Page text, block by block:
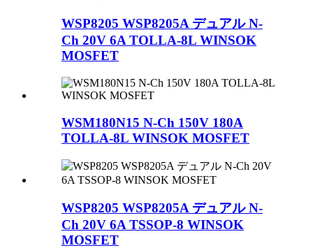
WSP8205 WSP8205A デュアル N-
Ch 20V 6A TOLLA-8L WINSOK
MOSFET
WSM180N15 N-Ch 150V 180A
TOLLA-8L WINSOK MOSFET
WSP8205 WSP8205A デュアル N-
Ch 20V 6A TSSOP-8 WINSOK
MOSFET